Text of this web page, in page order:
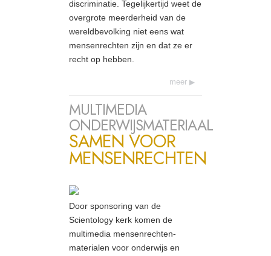
discriminatie. Tegelijkertijd weet de
overgrote meerderheid van de
wereldbevolking niet eens wat
mensenrechten zijn en dat ze er
recht op hebben.
meer
MULTIMEDIA
ONDERWIJSMATERIAAL
SAMEN VOOR
MENSENRECHTEN
Door sponsoring van de
Scientology kerk komen de
multimedia mensenrechten-
materialen voor onderwijs en